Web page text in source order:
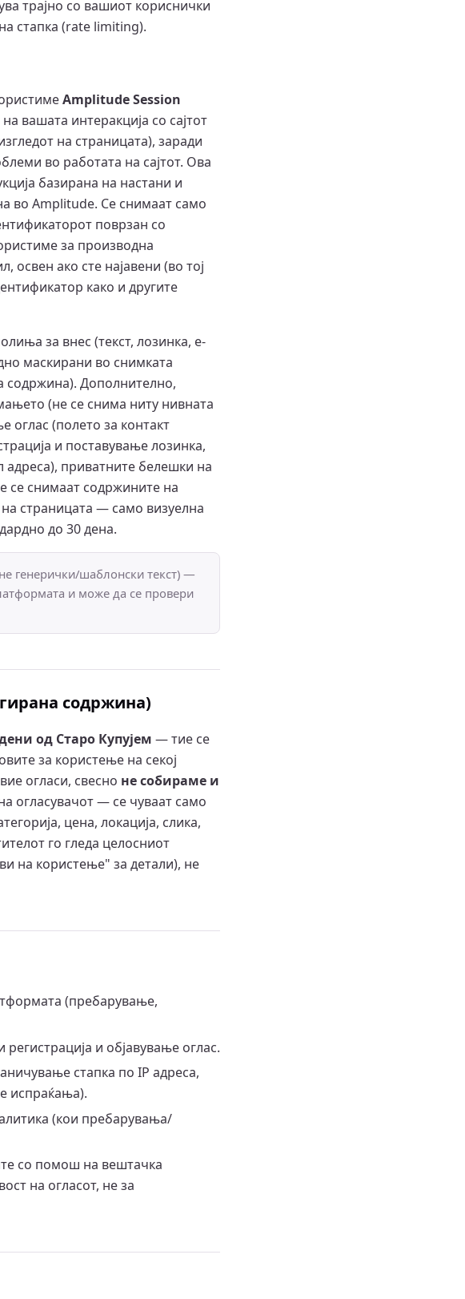
трајно со вашиот кориснички
стапка (rate limiting).
Amplitude Session
вашата интеракција со сајтот
на страницата), заради
во работата на сајтот. Ова
базирана на настани и
во Amplitude. Се снимаат само
поврзан со
за производна
ако сте најавени (во тој
како и другите
за внес (текст, лозинка, е-
маскирани во снимката
содржина). Дополнително,
(не се снима ниту нивната
оглас (полето за контакт
и поставување лозинка,
адреса), приватните белешки на
се снимаат содржините на
страницата — само визуелна
до 30 дена.
генерички/шаблонски текст) —
и може да се провери
содржина)
од Старо Купујем — тие се
за користење на секој
огласи, свесно не собираме и
огласувачот — се чуваат само
цена, локација, слика,
го гледа целосниот
на користење" за детали), не
(пребарување,
и објавување оглас.
стапка по IP адреса,
испраќања).
(кои пребарувања/
со помош на вештачка
на огласот, не за